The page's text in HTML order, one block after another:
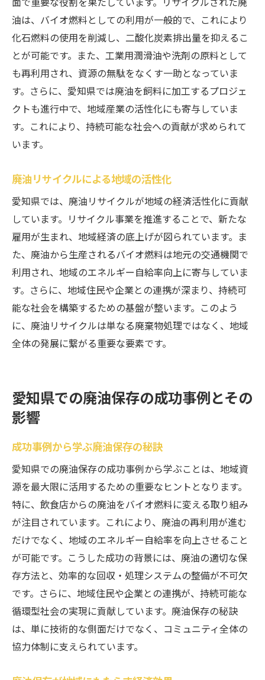
油は、バイオ燃料としての利用が一般的で、これにより
化石燃料の使用を削減し、二酸化炭素排出量を抑えるこ
とが可能です。また、工業用潤滑油や洗剤の原料として
も再利用され、資源の無駄をなくす一助となっていま
す。さらに、愛知県では廃油を飼料に加工するプロジェ
クトも進行中で、地域産業の活性化にも寄与していま
す。これにより、持続可能な社会への貢献が求められて
います。
廃油リサイクルによる地域の活性化
愛知県では、廃油リサイクルが地域の経済活性化に貢献
しています。リサイクル事業を推進することで、新たな
雇用が生まれ、地域経済の底上げが図られています。ま
た、廃油から生産されるバイオ燃料は地元の交通機関で
利用され、地域のエネルギー自給率向上に寄与していま
す。さらに、地域住民や企業との連携が深まり、持続可
能な社会を構築するための基盤が整います。このよう
に、廃油リサイクルは単なる廃棄物処理ではなく、地域
全体の発展に繋がる重要な要素です。
愛知県での廃油保存の成功事例とその
影響
成功事例から学ぶ廃油保存の秘訣
愛知県での廃油保存の成功事例から学ぶことは、地域資
源を最大限に活用するための重要なヒントとなります。
特に、飲食店からの廃油をバイオ燃料に変える取り組み
が注目されています。これにより、廃油の再利用が進む
だけでなく、地域のエネルギー自給率を向上させること
が可能です。こうした成功の背景には、廃油の適切な保
存方法と、効率的な回収・処理システムの整備が不可欠
です。さらに、地域住民や企業との連携が、持続可能な
循環型社会の実現に貢献しています。廃油保存の秘訣
は、単に技術的な側面だけでなく、コミュニティ全体の
協力体制に支えられています。